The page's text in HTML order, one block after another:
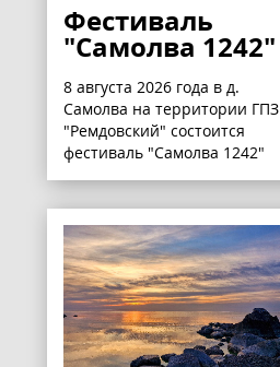
Фестиваль
"Самолва 1242"
8 августа 2026 года в д.
Самолва на территории ГПЗ
"Ремдовский" состоится
фестиваль "Самолва 1242"